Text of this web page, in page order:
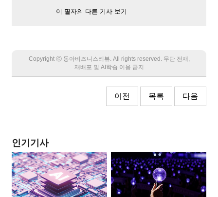
이 필자의 다른 기사 보기
Copyright Ⓒ 동아비즈니스리뷰. All rights reserved. 무단 전재,
재배포 및 AI학습 이용 금지
이전 목록 다음
인기기사